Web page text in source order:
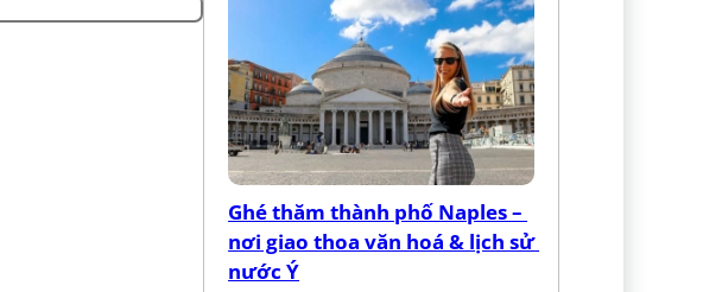
Ghé thăm thành phố Naples –
nơi giao thoa văn hoá & lịch sử
nước Ý